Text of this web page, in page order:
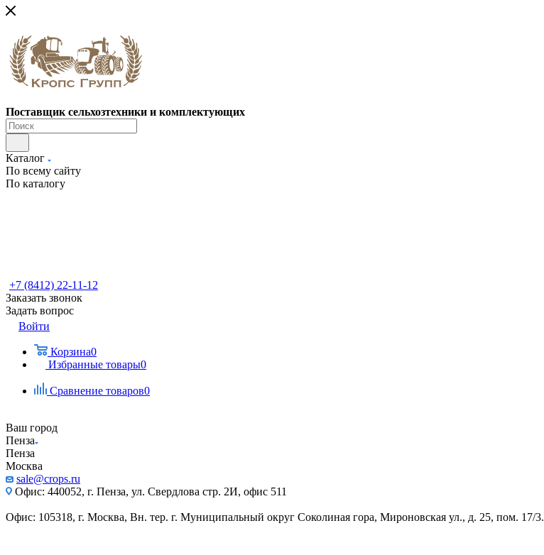
Поставщик сельхозтехники и комплектующих
Каталог
По всему сайту
По каталогу
+7 (8412) 22-11-12
Заказать звонок
Задать вопрос
Войти
Корзина0
Избранные товары0
Сравнение товаров0
Ваш город
Пенза
Пенза
Москва
sale@crops.ru
Офис: 440052, г. Пенза, ул. Свердлова стр. 2И, офис 511
Офис: 105318, г. Москва, Вн. тер. г. Муниципальный округ Соколиная гора, Мироновская ул., д. 25, пом. 17/3.